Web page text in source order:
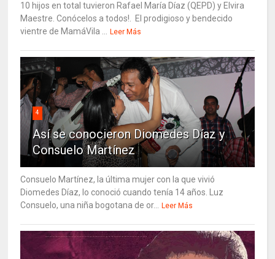
10 hijos en total tuvieron Rafael María Díaz (QEPD) y Elvira
Maestre. Conócelos a todos!. El prodigioso y bendecido
vientre de MamáVila ...
Leer Más
4
Así se conocieron Diomedes Díaz y
Consuelo Martínez
Consuelo Martínez, la última mujer con la que vivió
Diomedes Díaz, lo conoció cuando tenía 14 años. Luz
Consuelo, una niña bogotana de or...
Leer Más